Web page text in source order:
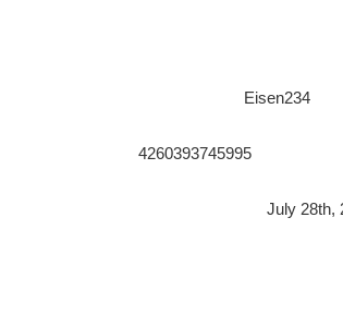
Eisen234
4260393745995
July 28th,